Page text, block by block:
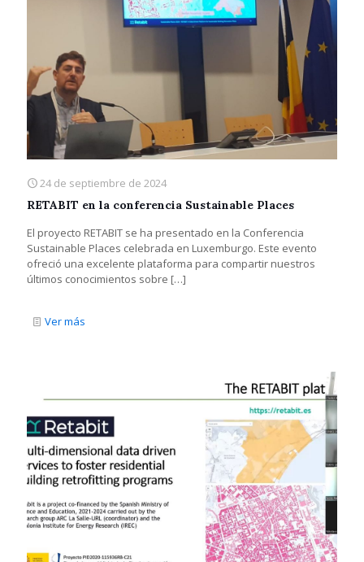
24 de septiembre de 2024
RETABIT en la conferencia Sustainable Places
El proyecto RETABIT se ha presentado en la Conferencia
Sustainable Places celebrada en Luxemburgo. Este evento
ofreció una excelente plataforma para compartir nuestros
últimos conocimientos sobre […]
Ver más